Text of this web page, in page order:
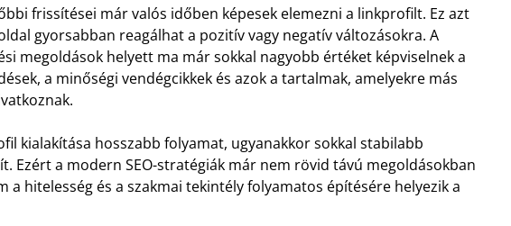
frissítései már valós időben képesek elemezni a linkprofilt. Ez azt
gyorsabban reagálhat a pozitív vagy negatív változásokra. A
megoldások helyett ma már sokkal nagyobb értéket képviselnek a
a minőségi vendégcikkek és azok a tartalmak, amelyekre más
kialakítása hosszabb folyamat, ugyanakkor sokkal stabilabb
Ezért a modern SEO-stratégiák már nem rövid távú megoldásokban
a hitelesség és a szakmai tekintély folyamatos építésére helyezik a